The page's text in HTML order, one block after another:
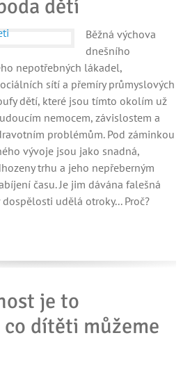
dětí
Běžná výchova
dnešního
nepotřebných lákadel,
sítí a přemíry průmyslových
dětí, které jsou tímto okolím už
nemocem, závislostem a
problémům. Pod záminkou
vývoje jsou jako snadná,
trhu a jeho nepřeberným
času. Je jim dávána falešná
udělá otroky... Proč?
je to
dítěti můžeme